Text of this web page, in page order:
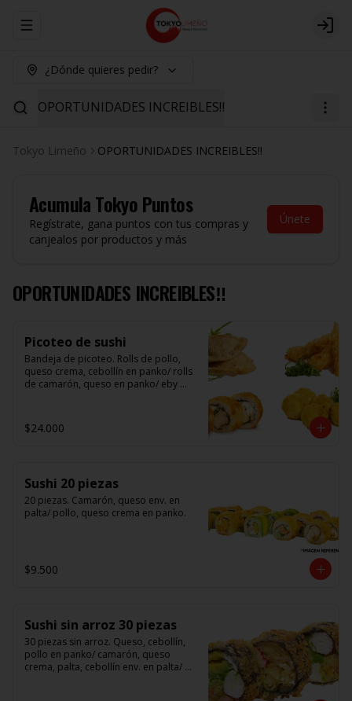
Abrir menu de navegación Login
¿Dónde quieres pedir?
OPORTUNIDADES INCREIBLES‼️
Tokyo Limeño OPORTUNIDADES INCREIBLES‼️
AcumulaTokyo Puntos
Regístrate, gana puntos con tus compras y
canjealos por productos y más
Únete
OPORTUNIDADES INCREIBLES‼️
Picoteo de sushi
Bandeja de picoteo. Rolls de pollo,
queso crema, cebollín en panko/ rolls
de camarón, queso en panko/ eby
crema)/ gyosas mixtas.
$24.000
Sushi 20 piezas
20 piezas. Camarón, queso env. en
palta/ pollo, queso crema en panko.
$9.500
Sushi sin arroz 30 piezas
30 piezas sin arroz. Queso, cebollín,
pollo en panko/ camarón, queso
crema, palta, cebollín env. en palta/